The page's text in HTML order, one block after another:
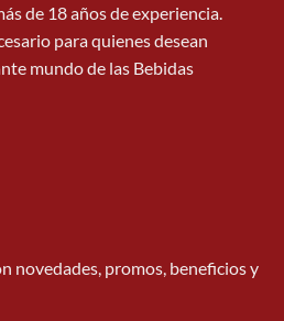
de 18 años de experiencia.
para quienes desean
mundo de las Bebidas
novedades, promos, beneficios y